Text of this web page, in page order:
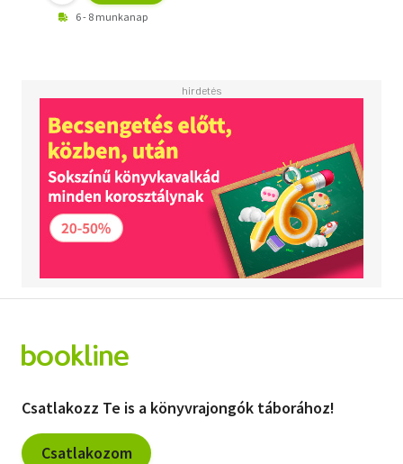
6 - 8 munkanap
Csatlakozz Te is a könyvrajongók táborához!
Csatlakozom